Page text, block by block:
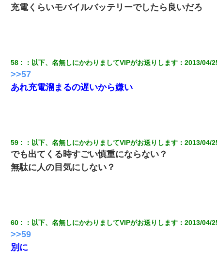
充電くらいモバイルバッテリーでしたら良いだろ
58 ： 以下、名無しにかわりましてVIPがお送りします ：2013/04/
>>57
あれ充電溜まるの遅いから嫌い
59 ： 以下、名無しにかわりましてVIPがお送りします ：2013/04/
でも出てくる時すごい慎重にならない？
無駄に人の目気にしない？
60 ： 以下、名無しにかわりましてVIPがお送りします ：2013/04/
>>59
別に